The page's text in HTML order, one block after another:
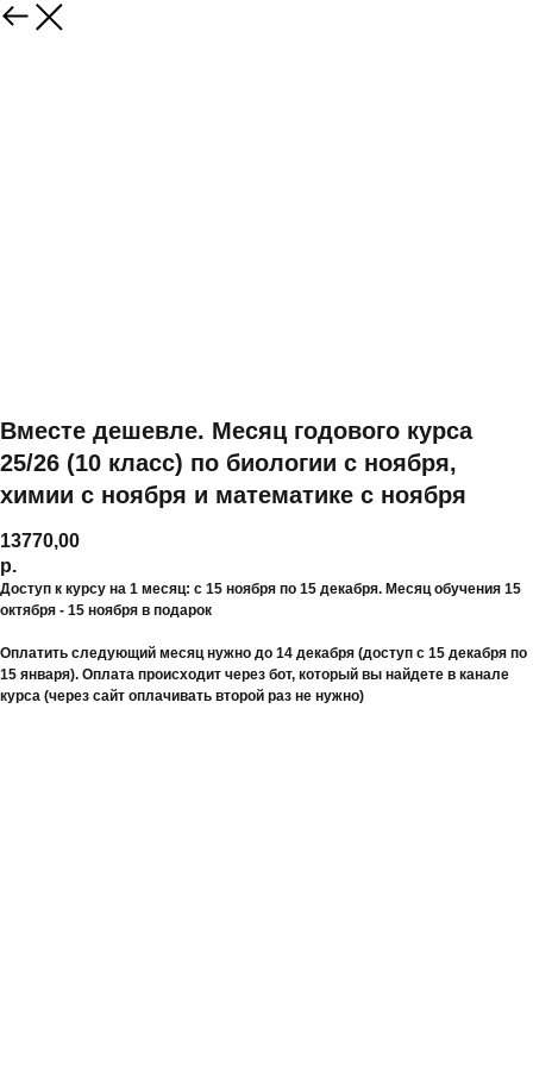
Вместе дешевле. Месяц годового курса
25/26 (10 класс) по биологии с ноября,
химии с ноября и математике с ноября
13770,00
р.
Доступ к курсу на 1 месяц: с 15 ноября по 15 декабря. Месяц обучения 15
октября - 15 ноября в подарок
Оплатить следующий месяц нужно до 14 декабря (доступ с 15 декабря по
15 января). Оплата происходит через бот, который вы найдете в канале
курса (через сайт оплачивать второй раз не нужно)